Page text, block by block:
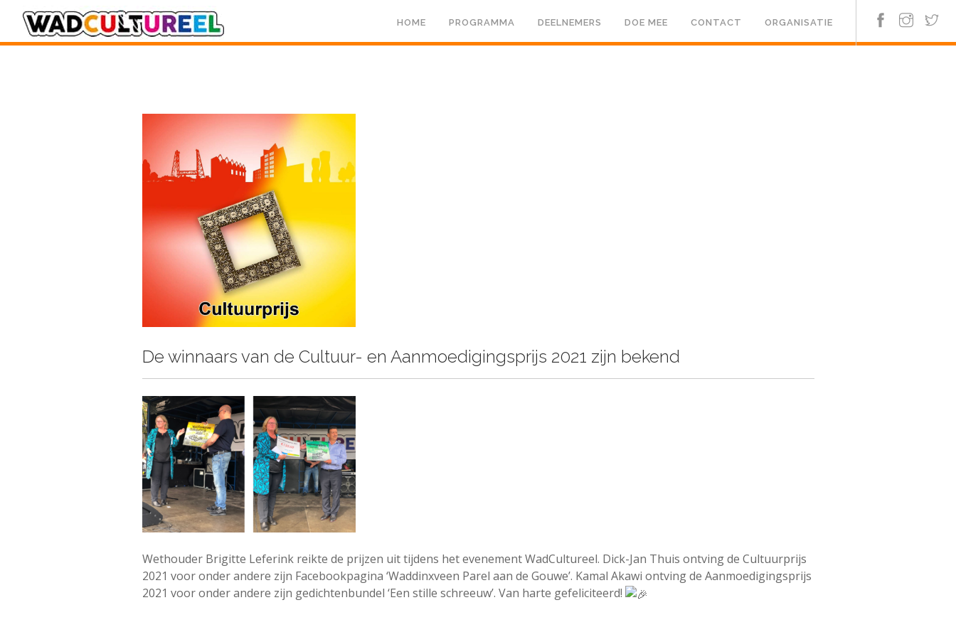
HOME PROGRAMMA DEELNEMERS DOE MEE CONTACT ORGANISATIE
De winnaars van de Cultuur- en Aanmoedigingsprijs 2021 zijn bekend
Wethouder Brigitte Leferink reikte de prijzen uit tijdens het evenement WadCultureel. Dick-Jan Thuis ontving de Cultuurprijs
2021 voor onder andere zijn Facebookpagina ‘Waddinxveen Parel aan de Gouwe’. Kamal Akawi ontving de Aanmoedigingsprijs
2021 voor onder andere zijn gedichtenbundel ‘Een stille schreeuw’. Van harte gefeliciteerd!